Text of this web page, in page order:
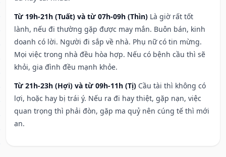
Từ 19h-21h (Tuất) và từ 07h-09h (Thìn) Là giờ rất tốt
lành, nếu đi thường gặp được may mắn. Buôn bán, kinh
doanh có lời. Người đi sắp về nhà. Phụ nữ có tin mừng.
Mọi việc trong nhà đều hòa hợp. Nếu có bệnh cầu thì sẽ
khỏi, gia đình đều mạnh khỏe.
Từ 21h-23h (Hợi) và từ 09h-11h (Tị) Cầu tài thì không có
lợi, hoặc hay bị trái ý. Nếu ra đi hay thiệt, gặp nạn, việc
quan trọng thì phải đòn, gặp ma quỷ nên cúng tế thì mới
an.